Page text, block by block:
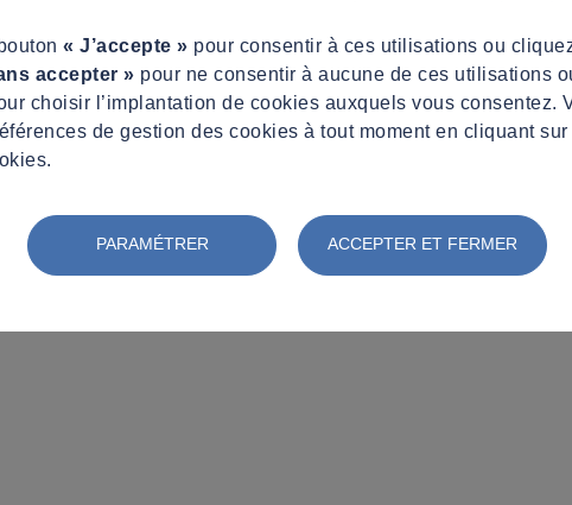
« J’accepte » pour consentir à ces utilisations ou
accepter » pour ne consentir à aucune de ces utilisations
choisir l’implantation de cookies auxquels vous consentez.
de gestion des cookies à tout moment en cliquant
PARAMÉTRER ACCEPTER ET FERMER